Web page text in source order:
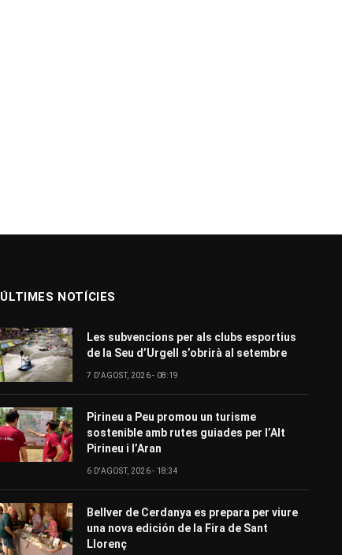
ÚLTIMES NOTÍCIES
Les subvencions per als clubs esportius
de la Seu d’Urgell s’obrirà al setembre
7 D'AGOST, 2026 - 08:19
Pirineu a Peu promou un turisme
sostenible amb rutes guiades per l’Alt
Pirineu i l’Aran
6 D'AGOST, 2026 - 18:34
Bellver de Cerdanya es prepara per viure
una nova edición de la Fira de Sant
Llorenç